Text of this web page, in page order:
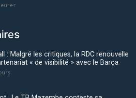
: Malgré les critiques, la RDC renouvelle
« de visibilité » avec le Barça